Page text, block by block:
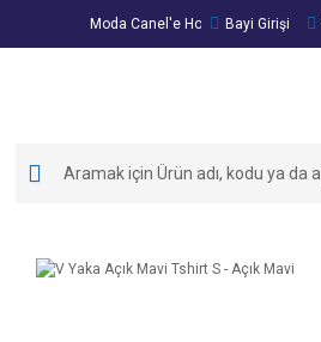
Moda Canel'e Hoşgeldiniz!
Bayi Girişi